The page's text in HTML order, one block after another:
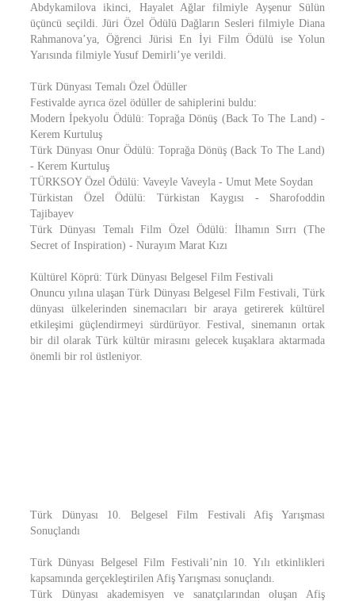
Abdykamilova ikinci, Hayalet Ağlar filmiyle Ayşenur Sülün
üçüncü seçildi. Jüri Özel Ödülü Dağların Sesleri filmiyle Diana
Rahmanova’ya, Öğrenci Jürisi En İyi Film Ödülü ise Yolun
Yarısında filmiyle Yusuf Demirli’ye verildi.
Türk Dünyası Temalı Özel Ödüller
Festivalde ayrıca özel ödüller de sahiplerini buldu:
Modern İpekyolu Ödülü: Toprağa Dönüş (Back To The Land) -
Kerem Kurtuluş
Türk Dünyası Onur Ödülü: Toprağa Dönüş (Back To The Land)
- Kerem Kurtuluş
TÜRKSOY Özel Ödülü: Vaveyle Vaveyla - Umut Mete Soydan
Türkistan Özel Ödülü: Türkistan Kaygısı - Sharofoddin
Tajibayev
Türk Dünyası Temalı Film Özel Ödülü: İlhamın Sırrı (The
Secret of Inspiration) - Nurayım Marat Kızı
Kültürel Köprü: Türk Dünyası Belgesel Film Festivali
Onuncu yılına ulaşan Türk Dünyası Belgesel Film Festivali, Türk
dünyası ülkelerinden sinemacıları bir araya getirerek kültürel
etkileşimi güçlendirmeyi sürdürüyor. Festival, sinemanın ortak
bir dil olarak Türk kültür mirasını gelecek kuşaklara aktarmada
önemli bir rol üstleniyor.
Türk Dünyası 10. Belgesel Film Festivali Afiş Yarışması
Sonuçlandı
Türk Dünyası Belgesel Film Festivali’nin 10. Yılı etkinlikleri
kapsamında gerçekleştirilen Afiş Yarışması sonuçlandı.
Türk Dünyası akademisyen ve sanatçılarından oluşan Afiş